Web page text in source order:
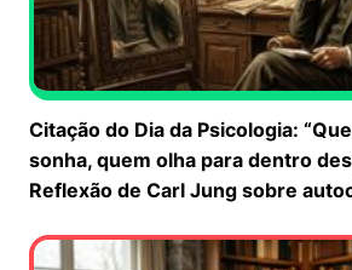
Citação do Dia da Psicologia:
sonha, quem olha para dentro
Reflexão de Carl Jung sobre